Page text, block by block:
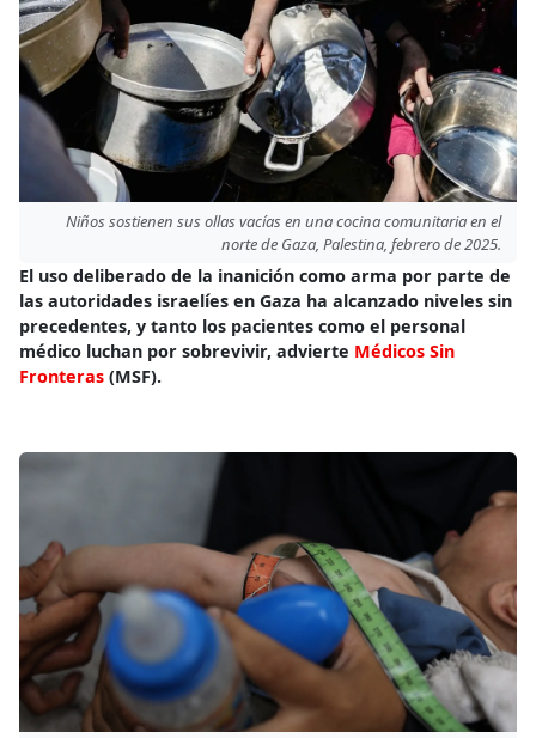
Niños sostienen sus ollas vacías en una cocina comunitaria en el
norte de Gaza, Palestina, febrero de 2025.
El uso deliberado de la inanición como arma por parte de
las autoridades israelíes en Gaza ha alcanzado niveles sin
precedentes, y tanto los pacientes como el personal
médico luchan por sobrevivir, advierte Médicos Sin
Fronteras (MSF).